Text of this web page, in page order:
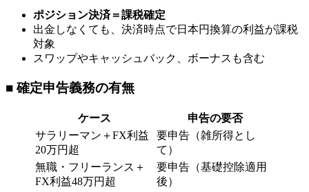
ポジション決済＝課税確定
出金しなくても、決済時点で日本円換算の利益が課税
対象
スワップやキャッシュバック、ボーナスも含む
■ 確定申告義務の有無
ケース
申告の要否
サラリーマン＋FX利益
20万円超
要申告（雑所得とし
て）
無職・フリーランス＋
FX利益48万円超
要申告（基礎控除適用
後）